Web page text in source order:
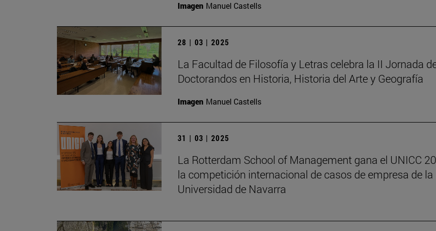
Imagen Manuel Castells
28 | 03 | 2025
La Facultad de Filosofía y Letras celebra la II Jornada
Doctorandos en Historia, Historia del Arte y Geografía
Imagen Manuel Castells
31 | 03 | 2025
La Rotterdam School of Management gana el UNICC
la competición internacional de casos de empresa de la
Universidad de Navarra